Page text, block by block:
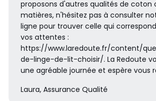
proposons d'autres qualités de coton
matières, n'hésitez pas à consulter
ligne pour trouver celle qui
vos attentes :
https://www.laredoute.fr/content/
de-linge-de-lit-choisir/. La Redoute
une agréable journée et espère vous
Laura, Assurance Qualité